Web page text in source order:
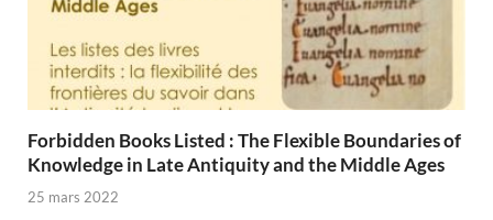
Forbidden Books Listed : The Flexible Boundaries of
Knowledge in Late Antiquity and the Middle Ages
25 mars 2022